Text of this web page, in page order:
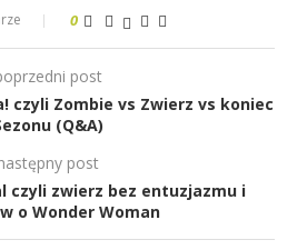
0
post
czyli Zombie vs Zwierz vs koniec
(Q&A)
post
czyli zwierz bez entuzjazmu i
o Wonder Woman